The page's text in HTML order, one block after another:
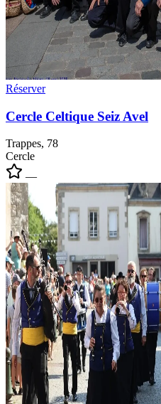
Réserver
Cercle Celtique Seiz Avel
Trappes, 78
Cercle
—